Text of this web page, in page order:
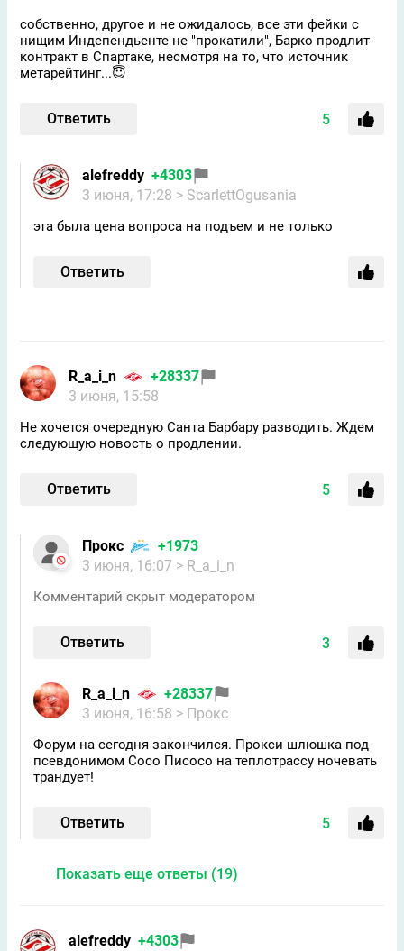
собственно, другое и не ожидалось, все эти фейки с
нищим Индепендьенте не "прокатили", Барко продлит
контракт в Спартаке, несмотря на то, что источник
метарейтинг...😇
Ответить 5
alefreddy +4303
3 июня, 17:28 > ScarlettOgusania
эта была цена вопроса на подъем и не только
Ответить
R_a_i_n
+28337
3 июня, 15:58
Не хочется очередную Санта Барбару разводить. Ждем
следующую новость о продлении.
Ответить 5
Прокс
+1973
3 июня, 16:07 > R_a_i_n
Комментарий скрыт модератором
Ответить 3
R_a_i_n
+28337
3 июня, 16:58 > Прокс
Форум на сегодня закончился. Прокси шлюшка под
псевдонимом Сосо Писосо на теплотрассу ночевать
трандует!
Ответить 5
Показать еще ответы (19)
alefreddy +4303